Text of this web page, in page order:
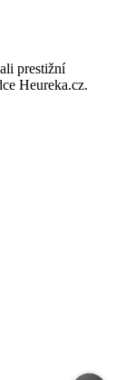
prestižní
Heureka.cz.